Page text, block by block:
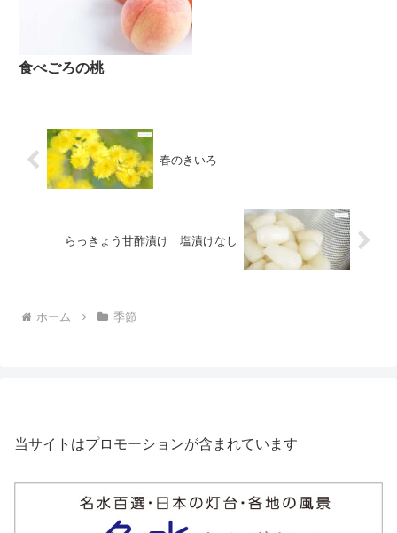
食べごろの桃
春のきいろ
らっきょう甘酢漬け 塩漬けなし
ホーム 季節
当サイトはプロモーションが含まれています